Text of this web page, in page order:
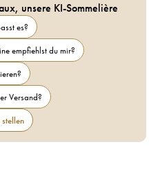
unsere KI-Sommelière
es?
empfiehlst du mir?
Versand?